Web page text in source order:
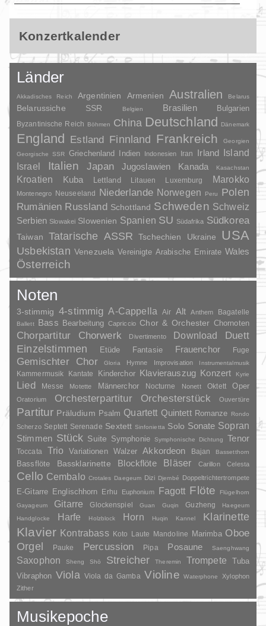
Konzertkalender
Länder
Akkadisches Reich Argentinien Armenien Australien Belarus
Belarussiche SSR Belgien Brasilien Bulgarien
Byzantinische Reich Böhmen China Deutschland Dänemark
England Estland Finnland Frankreich
Georgien
Georgische SSR
Griechenland Indien Indonesien Iran Irland
Island
Israel
Italien Japan Jugoslawien Kanada Kasachstan
Kroatien Kuba Lettland Litauen Luxemburg Marokko
Montenegro Neuseeland Niederlande Norwegen Peru
Polen
Rumänien Russland Schottland Schweden Schweiz
Serbien Slowakei Slowenien Spanien SU Südafrika Südkorea
Taiwan Tatarische ASSR Tschechien Ukraine USA
Usbekistan Venezuela Vereinigte Arabische Emirate Wales
Österreich
Noten
3-stimmig 4-stimmig A-Cappella Air Alt Anthem Bagatelle
Ballett Bass Bearbeitung Capriccio Chor & Orchester Chornoten
Chorpartitur Chorwerk Divertimento Download
Duett
Einzelstimmen
Etüde Fantasie Frauenchor Fuge
Gemischter Chor Gloria Hymne Improvisation Instrumentalmusik
Kammermusik Kantate Kinderchor Klavierauszug Konzert Kyrie
Lied Messe Motette Männerchor Nocturne Nonett Oktett Oper
Oratorium Orchesterpartitur Orchesterstück Ouvertüre
Partitur Präludium Psalm Quartett Quintett Romanze Rondo
Scherzo Septett Serenade Sextett Sinfonietta Solo Sonate Sopran
Stimmen Stück Suite Symphonie Symphonische Dichtung Tenor
Toccata Trio Variationen Walzer Akkordeon Bajan Bassetthorn
Bassflöte Bassklarinette Blockflöte Bläser Carillon Celesta
Cello Cembalo Crotales Daegeum Dizi Djembé Doppeltrichtertrompete
E-Gitarre Englischhorn Erhu Euphonium Fagott Flöte
Flügelhorn
Gayageum
Gitarre Glockenspiel Guan Guqin Guzheng
Haegeum
Handglocke
Harfe Holzblock Horn Huqin Kannel Klarinette
Klavier Kontrabass Koto Laute Mandoline Marimba Oboe
Orgel Pauke Percussion Pipa Posaune Saenghwang
Saxophon Sheng Shō Streicher Theremin Trompete
Tuba
Vibraphon Viola Viola da Gamba Violine Waterphone
Xylophon
Zither
Musikepoche